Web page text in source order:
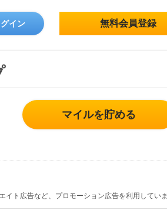
イン 無料会員登録
マイルを貯める
イト広告など、プロモーション広告を利用してい